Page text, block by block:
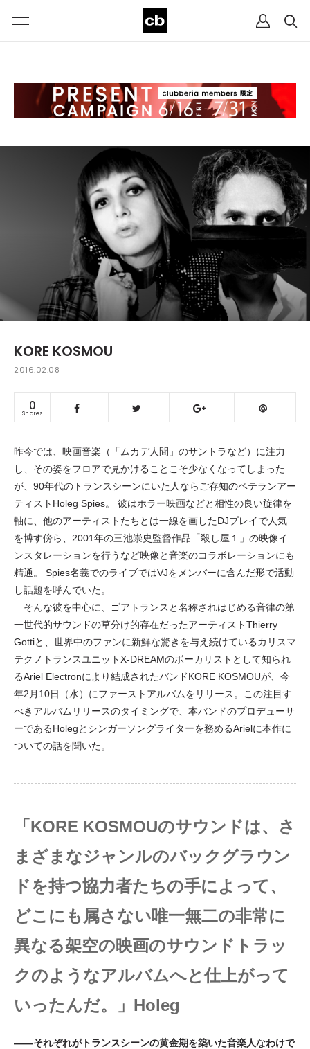
KORE KOSMOU
2016.02.08
0
Shares
昨今では、映画音楽（「ムカデ人間」のサントラなど）に注力
し、その姿をフロアで見かけることこそ少なくなってしまった
が、90年代のトランスシーンにいた人ならご存知のベテランアー
ティストHoleg Spies。 彼はホラー映画などと相性の良い旋律を
軸に、他のアーティストたちとは一線を画したDJプレイで人気
を博す傍ら、2001年の三池崇史監督作品「殺し屋１」の映像イ
ンスタレーションを行うなど映像と音楽のコラボレーションにも
精通。 Spies名義でのライブではVJをメンバーに含んだ形で活動
し話題を呼んでいた。
そんな彼を中心に、ゴアトランスと名称されはじめる音律の第
一世代的サウンドの草分け的存在だったアーティストThierry
Gottiと、世界中のファンに新鮮な驚きを与え続けているカリスマ
テクノトランスユニットX-DREAMのボーカリストとして知られ
るAriel Electronにより結成されたバンドKORE KOSMOUが、今
年2月10日（水）にファーストアルバムをリリース。この注目す
べきアルバムリリースのタイミングで、本バンドのプロデューサ
ーであるHolegとシンガーソングライターを務めるArielに本作に
ついての話を聞いた。
「KORE KOSMOUのサウンドは、さ
まざまなジャンルのバックグラウン
ドを持つ協力者たちの手によって、
どこにも属さない唯一無二の非常に
異なる架空の映画のサウンドトラッ
クのようなアルバムへと仕上がって
いったんだ。」Holeg
――それぞれがトランスシーンの黄金期を築いた音楽人なわけで